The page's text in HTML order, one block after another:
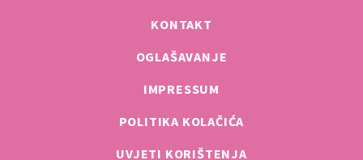
KONTAKT
OGLAŠAVANJE
IMPRESSUM
POLITIKA KOLAČIĆA
UVJETI KORIŠTENJA